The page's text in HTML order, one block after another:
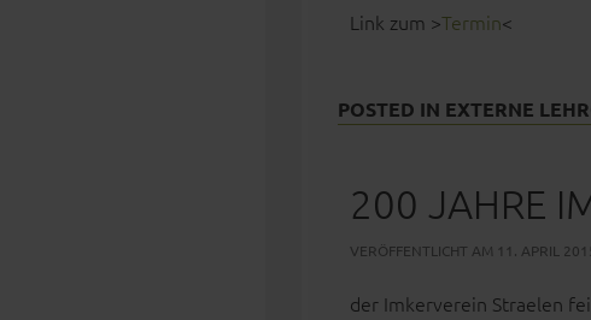
Link zum >Termin<
POSTED IN EXTERNE
200 JAHRE
VERÖFFENTLICHT AM 11. APRIL
der Imkerverein Straelen